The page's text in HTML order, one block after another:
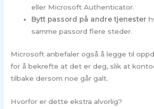
eller Microsoft Authenticator.
Bytt passord på andre tjenester
samme passord flere steder.
Microsoft anbefaler også å legge til
for å bekrefte at det er deg, slik at
tilbake dersom noe går galt.
Hvorfor er dette ekstra alvorlig?